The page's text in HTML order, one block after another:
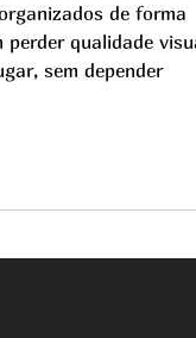
de forma
qualidade
sem depender